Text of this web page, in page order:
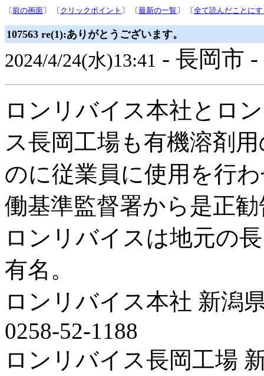
〔前の画面〕 〔 クリックポイント 〕 〔最新の一覧 〕 〔全て読んだことに
107563 re(1):ありがとうございます。
2024/4/24(水)13:41 - 長岡市 -
ロンリバイス本社とロ
ス長岡工場も有機溶剤
のに従業員に使用を行
働基準監督署から是正
ロンリバイスは地元の
有名。
ロンリバイス本社 新潟
0258-52-1188
ロンリバイス長岡工場